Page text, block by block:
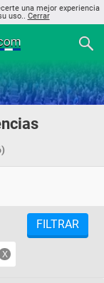
una mejor experiencia
uso.. Cerrar
FILTRAR